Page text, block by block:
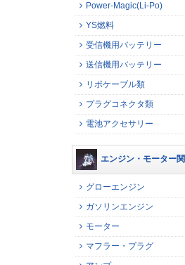
Power-Magic(Li-Po)
YS燃料
受信機用バッテリー
送信機用バッテリー
リポケーブル類
プラグコネクタ類
電池アクセサリー
エンジン・モーター
グローエンジン
ガソリンエンジン
モーター
マフラー・プラグ